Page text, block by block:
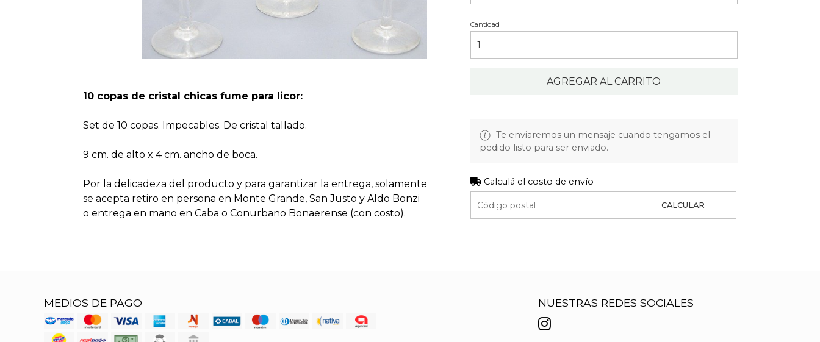
10 copas de cristal chicas fume para licor:
Set de 10 copas. Impecables. De cristal tallado.
9 cm. de alto x 4 cm. ancho de boca.
Por la delicadeza del producto y para garantizar la entrega, solamente
se acepta retiro en persona en Monte Grande, San Justo y Aldo Bonzi
o entrega en mano en Caba o Conurbano Bonaerense (con costo).
Cantidad
AGREGAR AL CARRITO
Te enviaremos un mensaje cuando tengamos el
pedido listo para ser enviado.
Calculá el costo de envío
CALCULAR
MEDIOS DE PAGO NUESTRAS REDES SOCIALES